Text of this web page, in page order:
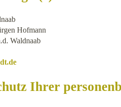
Hofmann
Waldnaab
Ihrer